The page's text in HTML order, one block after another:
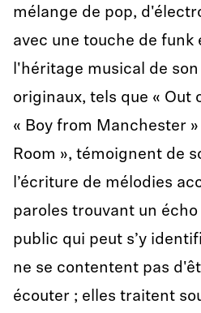
mélange de pop,
avec une touche de funk
l'héritage musical de
originaux, tels que « Out
« Boy from Manchester
Room », témoignent de
l’écriture de mélodies
paroles trouvant un
public qui peut s’y
ne se contentent pas
écouter ; elles traitent